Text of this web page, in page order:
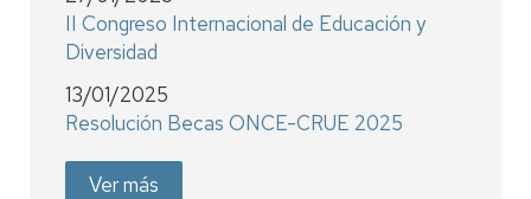
II Congreso Internacional de Educación y
Diversidad
13/01/2025
Resolución Becas ONCE-CRUE 2025
Ver más